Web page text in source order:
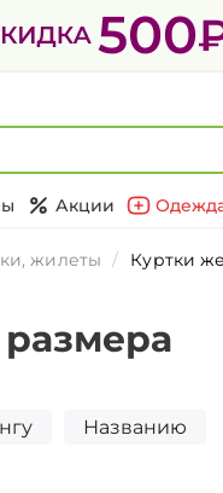
Акции
жилеты Куртки
Названию